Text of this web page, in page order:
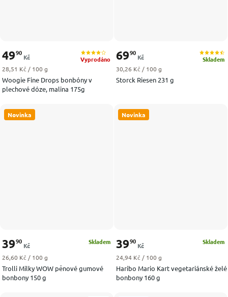
Woogie Fine Drops bonbóny v
plechové dóze, malina 175g
Vyprodáno
4990
Kč
Měrná cena:
28,51 Kč / 100 g
Storck Riesen 231 g
Skladem
6990
Kč
Měrná cena:
30,26 Kč / 100 g
Novinka
Trolli Milky WOW pěnové gumové
bonbony 150 g
Skladem
3990
Kč
Měrná cena:
26,60 Kč / 100 g
Novinka
Haribo Mario Kart vegetariánské želé
bonbony 160 g
Skladem
3990
Kč
Měrná cena:
24,94 Kč / 100 g